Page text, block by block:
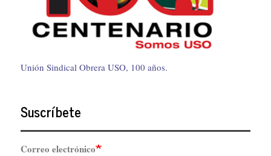
Unión Sindical Obrera USO, 100 años.
Suscríbete
Correo electrónico